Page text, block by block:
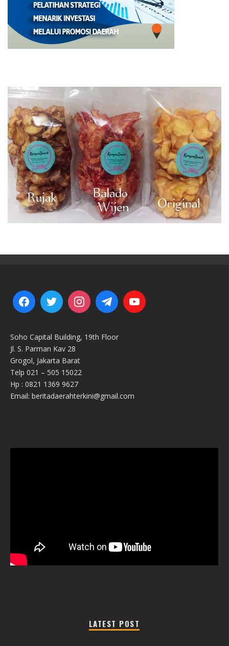
Soho Capital Building, 19th Floor
Jl. S. Parman Kav 28
Grogol, Jakarta Barat
Telp 021 – 505 15022
Hp : 0821 1369 9627
Email: beritadaerahterkini@gmail.com
LATEST POST